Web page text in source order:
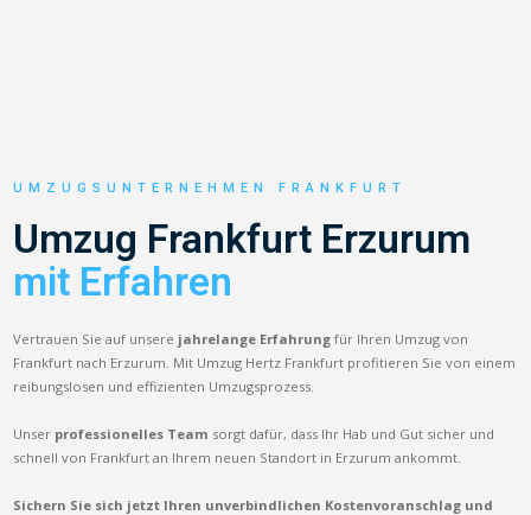
UMZUGSUNTERNEHMEN FRANKFURT
Umzug Frankfurt Erzurum
mit Erfahren
Vertrauen Sie auf unsere jahrelange Erfahrung für Ihren Umzug von
Frankfurt nach Erzurum. Mit Umzug Hertz Frankfurt profitieren Sie von einem
reibungslosen und effizienten Umzugsprozess.
Unser professionelles Team sorgt dafür, dass Ihr Hab und Gut sicher und
schnell von Frankfurt an Ihrem neuen Standort in Erzurum ankommt.
Sichern Sie sich jetzt Ihren unverbindlichen Kostenvoranschlag und